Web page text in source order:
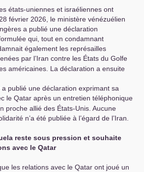
états-uniennes et israéliennes ont
février 2026, le ministère vénézuélien
a publié une déclaration
qui, tout en condamnant
également les représailles
par l’Iran contre les États du Golfe
américaines. La déclaration a ensuite
a publié une déclaration exprimant sa
le Qatar après un entretien téléphonique
proche allié des États-Unis. Aucune
n’a été publiée à l’égard de l’Iran.
reste sous pression et souhaite
avec le Qatar
les relations avec le Qatar ont joué un